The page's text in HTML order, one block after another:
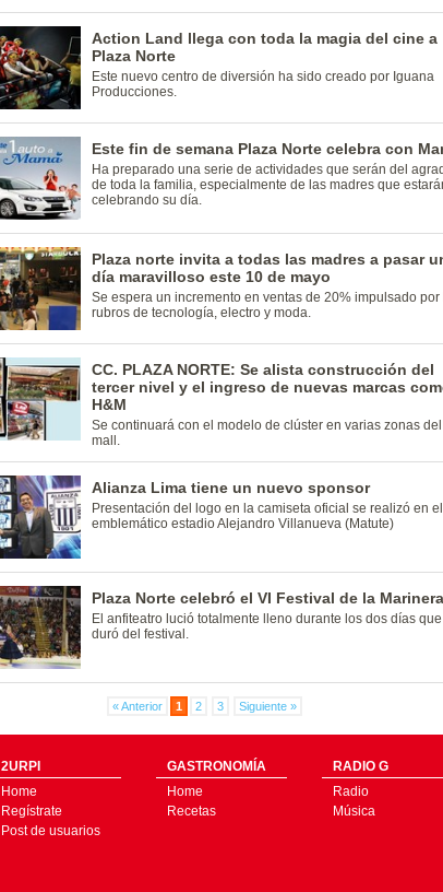
Action Land llega con toda la magia del cine a
Plaza Norte
Este nuevo centro de diversión ha sido creado por Iguana
Producciones.
Este fin de semana Plaza Norte celebra con
Ha preparado una serie de actividades que serán del
de toda la familia, especialmente de las madres que
celebrando su día.
Plaza norte invita a todas las madres a pasar
día maravilloso este 10 de mayo
Se espera un incremento en ventas de 20% impulsado por
rubros de tecnología, electro y moda.
CC. PLAZA NORTE: Se alista construcción del
tercer nivel y el ingreso de nuevas marcas
H&M
Se continuará con el modelo de clúster en varias zonas del
mall.
Alianza Lima tiene un nuevo sponsor
Presentación del logo en la camiseta oficial se realizó en el
emblemático estadio Alejandro Villanueva (Matute)
Plaza Norte celebró el VI Festival de la Marinera
El anfiteatro lució totalmente lleno durante los dos días que
duró del festival.
« Anterior 1 2 3 Siguiente »
2URPI
Home
Regístrate
Post de usuarios
GASTRONOMÍA
Home
Recetas
RADIO G
Radio
Música